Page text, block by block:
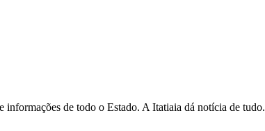
de todo o Estado. A Itatiaia dá notícia de tudo.